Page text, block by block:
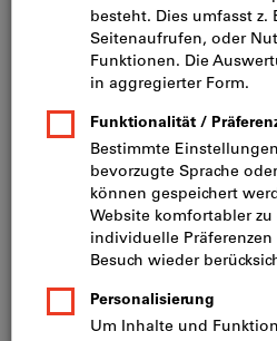
Preis pro 1 Stück (CHF 27.03 / 1
inkl. MwSt.
zzgl. Versandkosten
Netto: CHF 1.60
Staffelpreise: